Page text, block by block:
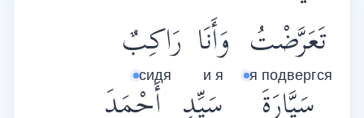
تَعَرَّضْتُ
я подвергся
وَأَنَا
и я
رَاكِبٌ
сидя
سَيَّارَةَ سَيِّدِ أَحْمَدَ